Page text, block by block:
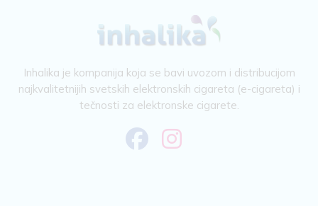
Inhalika je kompanija koja se bavi uvozom i distribucijom
najkvalitetnijih svetskih elektronskih cigareta (e-cigareta) i
tečnosti za elektronske cigarete.